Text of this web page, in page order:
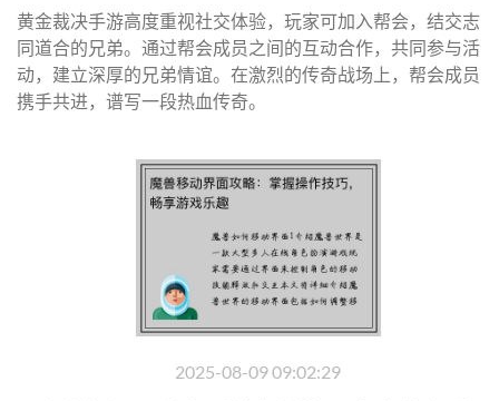
黄金裁决手游高度重视社交体验，玩家可加入帮会，结交志
同道合的兄弟。通过帮会成员之间的互动合作，共同参与活
动，建立深厚的兄弟情谊。在激烈的传奇战场上，帮会成员
携手共进，谱写一段热血传奇。
2025-08-09 09:02:29